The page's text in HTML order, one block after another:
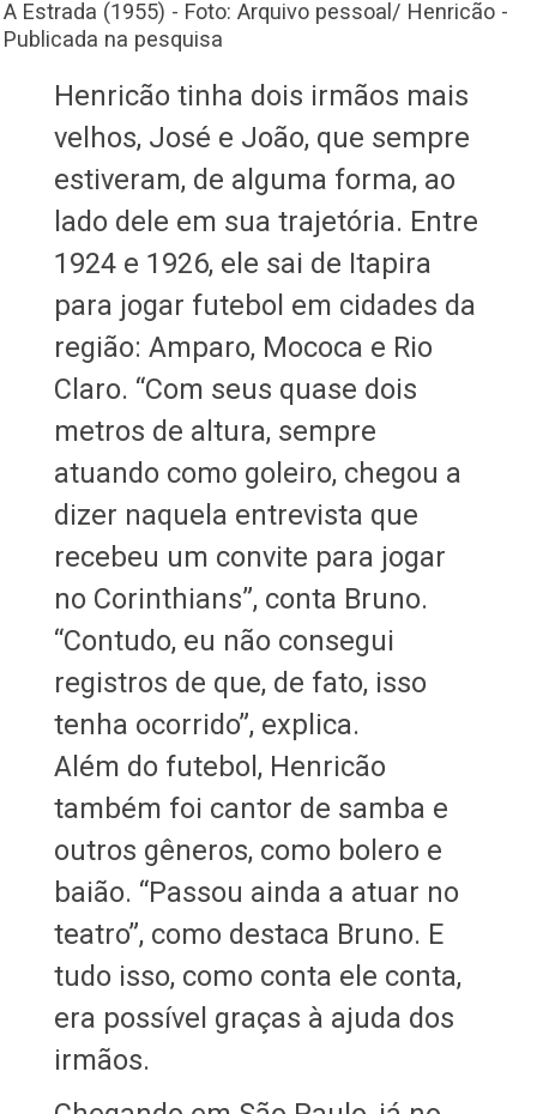
A Estrada (1955) - Foto: Arquivo pessoal/ Henricão -
Publicada na pesquisa
Henricão tinha dois irmãos mais
velhos, José e João, que sempre
estiveram, de alguma forma, ao
lado dele em sua trajetória. Entre
1924 e 1926, ele sai de Itapira
para jogar futebol em cidades da
região: Amparo, Mococa e Rio
Claro. “Com seus quase dois
metros de altura, sempre
atuando como goleiro, chegou a
dizer naquela entrevista que
recebeu um convite para jogar
no Corinthians”, conta Bruno.
“Contudo, eu não consegui
registros de que, de fato, isso
tenha ocorrido”, explica.
Além do futebol, Henricão
também foi cantor de samba e
outros gêneros, como bolero e
baião. “Passou ainda a atuar no
teatro”, como destaca Bruno. E
tudo isso, como conta ele conta,
era possível graças à ajuda dos
irmãos.